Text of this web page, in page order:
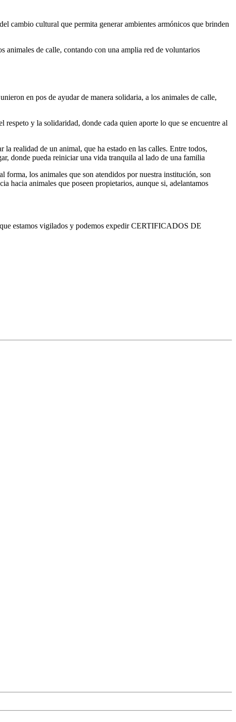
cambio cultural que permita generar ambientes armónicos que brinden
animales de calle, contando con una amplia red de voluntarios
en pos de ayudar de manera solidaria, a los animales de calle,
y la solidaridad, donde cada quien aporte lo que se encuentre al
realidad de un animal, que ha estado en las calles. Entre todos,
donde pueda reiniciar una vida tranquila al lado de una familia
los animales que son atendidos por nuestra institución, son
hacia animales que poseen propietarios, aunque si, adelantamos
estamos vigilados y podemos expedir CERTIFICADOS DE